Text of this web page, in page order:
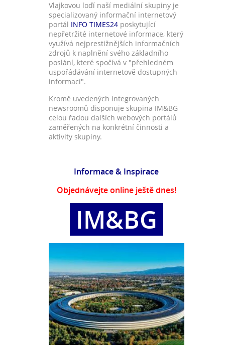
Vlajkovou loďí naší mediální skupiny je
specializovaný informační internetový
portál INFO TIMES24poskytující
nepřetržité internetové informace, který
využívá nejprestižnějších informačních
zdrojů k naplnění svého základního
poslání, které spočívá v "přehledném
uspořádávání internetově dostupných
informací".
Kromě uvedených integrovaných
newsroomů disponuje skupina IM&BG
celou řadou dalších webových portálů
zaměřených na konkrétní činnosti a
aktivity skupiny.
Informace & Inspirace
Objednávejte online ještě dnes!
IM&BG